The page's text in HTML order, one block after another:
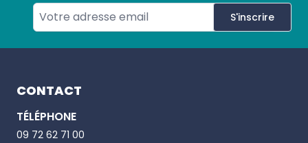
S'inscrire
CONTACT
TÉLÉPHONE
Email
09 72 62 71 00